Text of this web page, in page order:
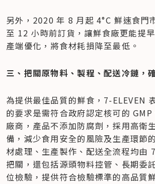
另外，2020 年 8 月起 4°C 鮮速食門
至 12 小時前訂貨，讓鮮食廠更能提
產端優化，將食材耗損降至最低。
三、把關原物料、製程、配送冷鏈，
為提供最佳品質的鮮食，7-ELEVEN
的要求是需符合政府認定核可的 GMP
廠商，產品不添加防腐劑，採用高衛
備，減少食用安全的風險及生產環節
材處理、生產製作、配送全流程均由
把關，還包括源頭物料控管、長期委
位檢驗，提供符合檢驗標準的高品質